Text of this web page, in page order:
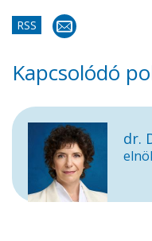
RSS
Kapcsolódó
dr.